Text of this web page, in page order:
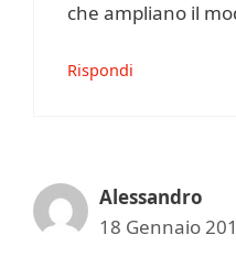
che ampliano il
Rispondi
Alessandro
18 Gennaio